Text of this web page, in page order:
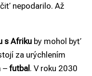
nepodarilo. Až
s Afriku by mohol byť
za urýchlením
– futbal. V roku 2030